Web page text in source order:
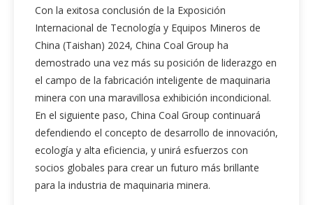
Con la exitosa conclusión de la Exposición
Internacional de Tecnología y Equipos Mineros de
China (Taishan) 2024, China Coal Group ha
demostrado una vez más su posición de liderazgo en
el campo de la fabricación inteligente de maquinaria
minera con una maravillosa exhibición incondicional.
En el siguiente paso, China Coal Group continuará
defendiendo el concepto de desarrollo de innovación,
ecología y alta eficiencia, y unirá esfuerzos con
socios globales para crear un futuro más brillante
para la industria de maquinaria minera.